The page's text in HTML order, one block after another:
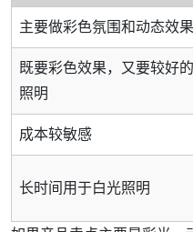
主要做彩色氛围和动态效果
既要彩色效果，又要较好
照明
成本较敏感
长时间用于白光照明